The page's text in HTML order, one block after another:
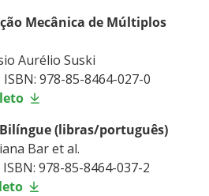
Mecânica de Múltiplos
Aurélio Suski
978-85-8464-027-0
(libras/português)
Bar et al.
978-85-8464-037-2